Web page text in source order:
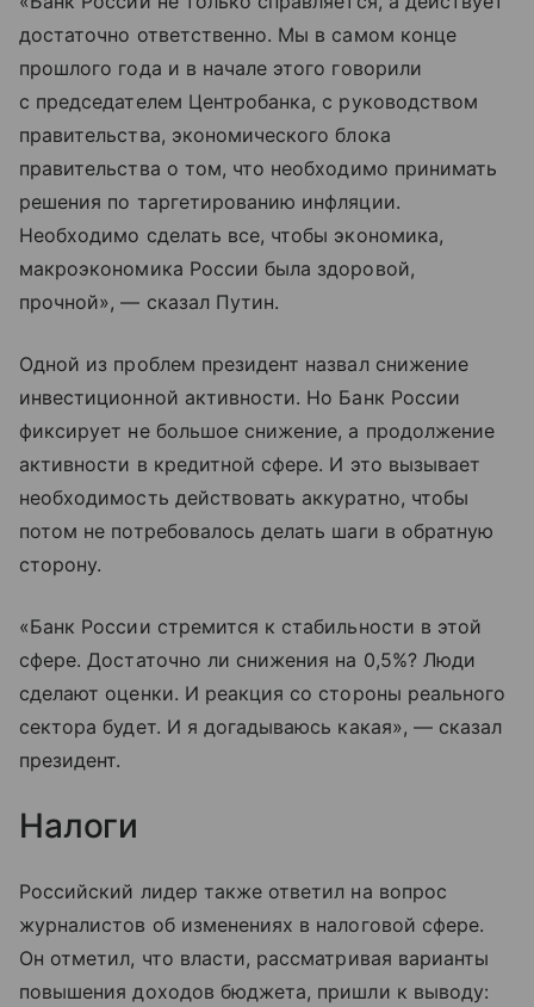
достаточно ответственно. Мы в самом конце
прошлого года и в начале этого говорили
с председателем Центробанка, с руководством
правительства, экономического блока
правительства о том, что необходимо принимать
решения по таргетированию инфляции.
Необходимо сделать все, чтобы экономика,
макроэкономика России была здоровой,
прочной», — сказал Путин.
Одной из проблем президент назвал снижение
инвестиционной активности. Но Банк России
фиксирует не большое снижение, а продолжение
активности в кредитной сфере. И это вызывает
необходимость действовать аккуратно, чтобы
потом не потребовалось делать шаги в обратную
сторону.
«Банк России стремится к стабильности в этой
сфере. Достаточно ли снижения на 0,5%? Люди
сделают оценки. И реакция со стороны реального
сектора будет. И я догадываюсь какая», — сказал
президент.
Налоги
Российский лидер также ответил на вопрос
журналистов об изменениях в налоговой сфере.
Он отметил, что власти, рассматривая варианты
повышения доходов бюджета, пришли к выводу: